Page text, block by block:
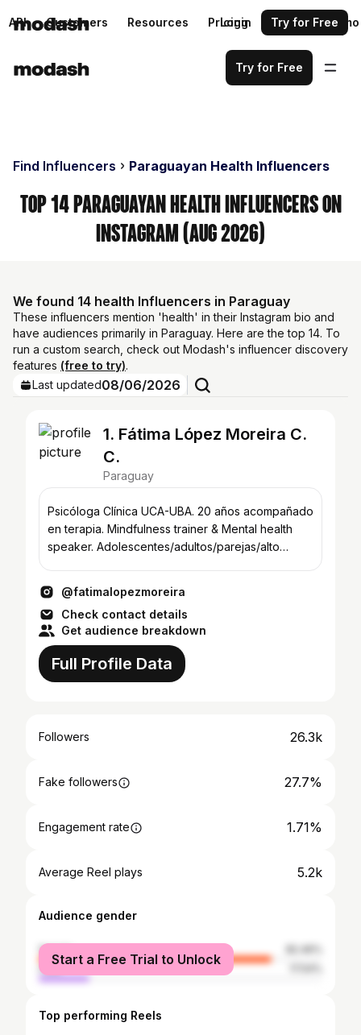
API Customers Resources Pricing Request a demo
Login Try for Free
Try for Free
Find Influencers Paraguayan Health Influencers
Top 14 Paraguayan Health Influencers on
Instagram (Aug 2026)
We found 14 health Influencers in Paraguay
These influencers mention 'health' in their Instagram bio and
have audiences primarily in Paraguay. Here are the top 14. To
run a custom search, check out Modash's influencer discovery
features (free to try).
Last updated08/06/2026
1. Fátima López Moreira C.
C.
Paraguay
Psicóloga Clínica UCA-UBA. 20 años acompañado
en terapia. Mindfulness trainer & Mental health
speaker. Adolescentes/adultos/parejas/alto
@fatimalopezmoreira
Check contact details
Get audience breakdown
Full Profile Data
Followers 26.3k
Fake followers 27.7%
Engagement rate 1.71%
Average Reel plays 5.2k
Audience gender
female
male
Start a Free Trial to Unlock
Top performing Reels